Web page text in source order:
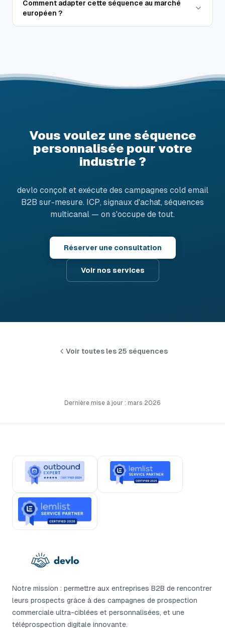
Comment adapter cette séquence au marché
européen ?
Vous voulez une séquence
personnalisée pour votre
industrie ?
devlo conçoit et exécute des campagnes cold email
B2B sur-mesure. ICP, signaux d'achat, séquences
multicanal — on s'occupe de tout.
Réserver une consultation
Voir nos services
Voir toutes les 25 séquences
Dernière mise à jour : mars 2026
Notre mission : permettre aux entreprises B2B de rencontrer
leurs prospects grâce à des campagnes de prospection
commerciale ultra-ciblées et personnalisées, et une
téléprospection digitale innovante.